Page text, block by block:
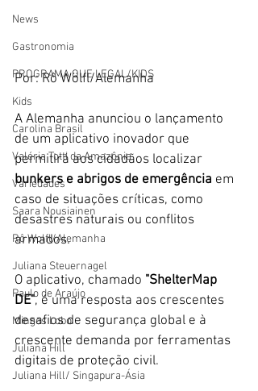
News
Gastronomia
PROGRAMA QUE LEGAL/KIDS
Kids
Carolina Brasil
Valéria Totti da Amazônia
Variedades
Saara Nousiainen
Rô Wolfl/Alemanha
Juliana Steuernagel
Paulo de Araújo
Mingos Lobo
Juliana Hill
Juliana Hill/ Singapura-Ásia
Por: Rô Wölfl/Alemanha
A Alemanha anunciou o lançamento
de um aplicativo inovador que
permitirá aos cidadãos localizar
bunkers e abrigos de emergência em
caso de situações críticas, como
desastres naturais ou conflitos
armados.
O aplicativo, chamado "ShelterMap
DE", é uma resposta aos crescentes
desafios de segurança global e à
crescente demanda por ferramentas
digitais de proteção civil.